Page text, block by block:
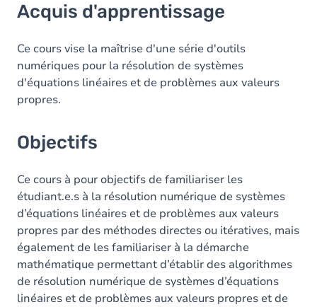
Objectifs
Contenu
Table des matières
Exercices
Acquis d'apprentissage
Ce cours vise la maîtrise d'une série d'outils
numériques pour la résolution de systèmes
d'équations linéaires et de problèmes aux valeurs
propres.
Objectifs
Ce cours à pour objectifs de familiariser les
étudiant.e.s à la résolution numérique de systèmes
d’équations linéaires et de problèmes aux valeurs
propres par des méthodes directes ou itératives, mais
également de les familiariser à la démarche
mathématique permettant d’établir des algorithmes
de résolution numérique de systèmes d’équations
linéaires et de problèmes aux valeurs propres et de